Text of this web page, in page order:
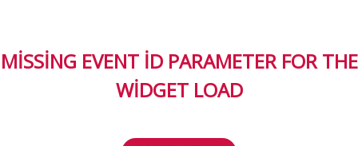
MISSING EVENT ID PARAMETER FOR THE
WIDGET LOAD